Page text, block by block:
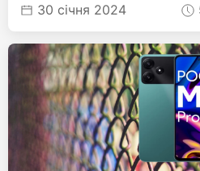
30 січня 2024